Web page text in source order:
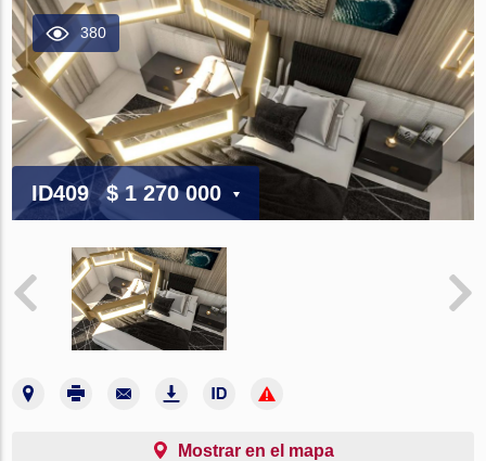
380
ID409 $ 1 270 000
Mostrar en el mapa